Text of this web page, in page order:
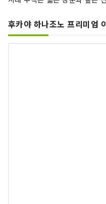
후카야 하나조노 프리미엄